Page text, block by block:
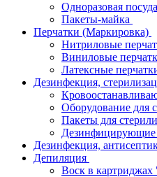
Одноразовая посуда
Пакеты-майка
Перчатки (Маркировка)
Нитриловые
Виниловые
Латексные
Дезинфекция,
Оборудование для
Пакеты для
Дезинфицирующие
Дезинфекция,
Депиляция
Воск в